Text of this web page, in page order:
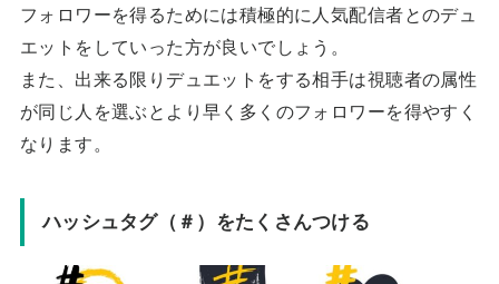
フォロワーを得るためには積極的に人気配信者とのデュ
エットをしていった方が良いでしょう。
また、出来る限りデュエットをする相手は視聴者の属性
が同じ人を選ぶとより早く多くのフォロワーを得やすく
なります。
ハッシュタグ（＃）をたくさんつける